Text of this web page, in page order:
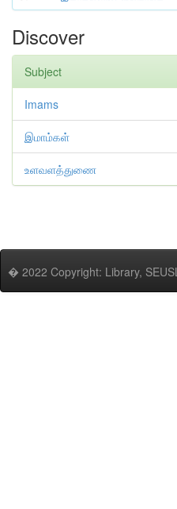
Discover
Subject
Imams
இமாம்கள்
உளவளத்துணை
� 2022 Copyright: Library,